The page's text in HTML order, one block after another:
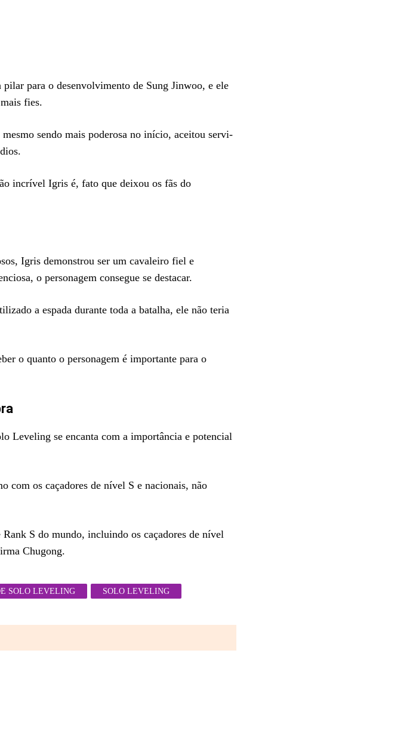
para o desenvolvimento de Sung Jinwoo, e ele
fies.
sendo mais poderosa no início, aceitou servi-
incrível Igris é, fato que deixou os fãs do
Igris demonstrou ser um cavaleiro fiel e
o personagem consegue se destacar.
a espada durante toda a batalha, ele não teria
o quanto o personagem é importante para o
Leveling se encanta com a importância e potencial
com os caçadores de nível S e nacionais, não
S do mundo, incluindo os caçadores de nível
Chugong.
SOLO LEVELING SOLO LEVELING